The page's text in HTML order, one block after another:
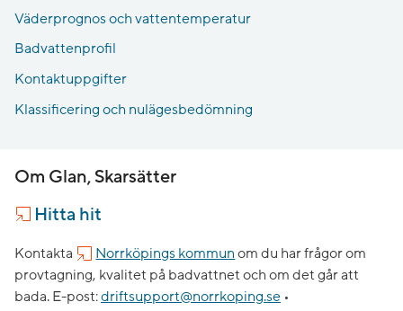
Väderprognos och vattentemperatur
Badvattenprofil
Kontaktuppgifter
Klassificering och nulägesbedömning
Om Glan, Skarsätter
Hitta hit
Kontakta Norrköpings kommun om du har frågor om
provtagning, kvalitet på badvattnet och om det går att
bada. E-post:driftsupport@norrkoping.se •